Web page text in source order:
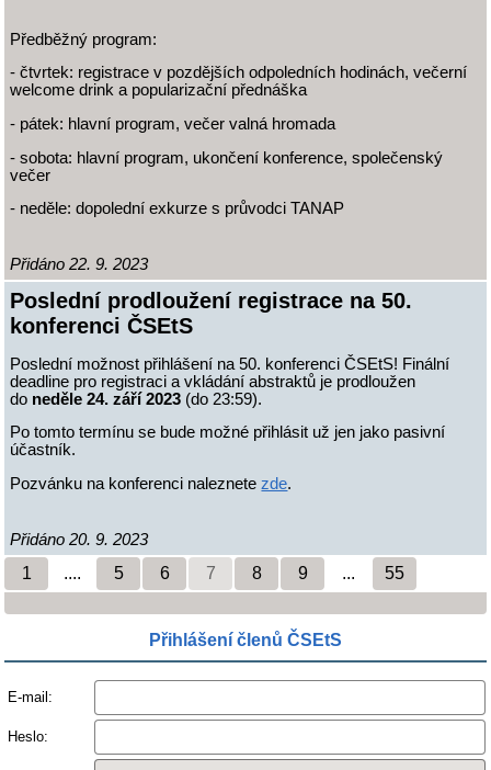
Předběžný program:
- čtvrtek: registrace v pozdějších odpoledních hodinách, večerní
welcome drink a popularizační přednáška
- pátek: hlavní program, večer valná hromada
- sobota: hlavní program, ukončení konference, společenský
večer
- neděle: dopolední exkurze s průvodci TANAP
Přidáno 22. 9. 2023
Poslední prodloužení registrace na 50.
konferenci ČSEtS
Poslední možnost přihlášení na 50. konferenci ČSEtS! Finální
deadline pro registraci a vkládání abstraktů je prodloužen
do neděle 24. září 2023 (do 23:59).
Po tomto termínu se bude možné přihlásit už jen jako pasivní
účastník.
Pozvánku na konferenci naleznetezde.
Přidáno 20. 9. 2023
1 .... 5 6 7 8 9 ... 55
Přihlášení členů ČSEtS
E-mail:
Heslo: